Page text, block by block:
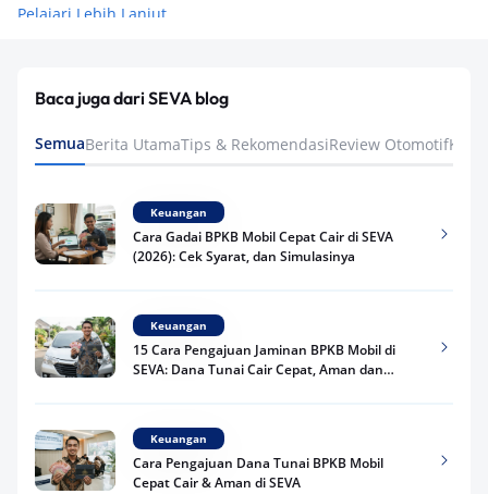
Pelajari Lebih Lanjut
Baca juga dari SEVA blog
SemuaBerita UtamaTips & RekomendasiReview Otomotif
Keuangan
Cara Gadai BPKB Mobil Cepat Cair di SEVA
(2026): Cek Syarat, dan Simulasinya
Keuangan
15 Cara Pengajuan Jaminan BPKB Mobil di
SEVA: Dana Tunai Cair Cepat, Aman dan
Keuangan
Cara Pengajuan Dana Tunai BPKB Mobil
Cepat Cair & Aman di SEVA